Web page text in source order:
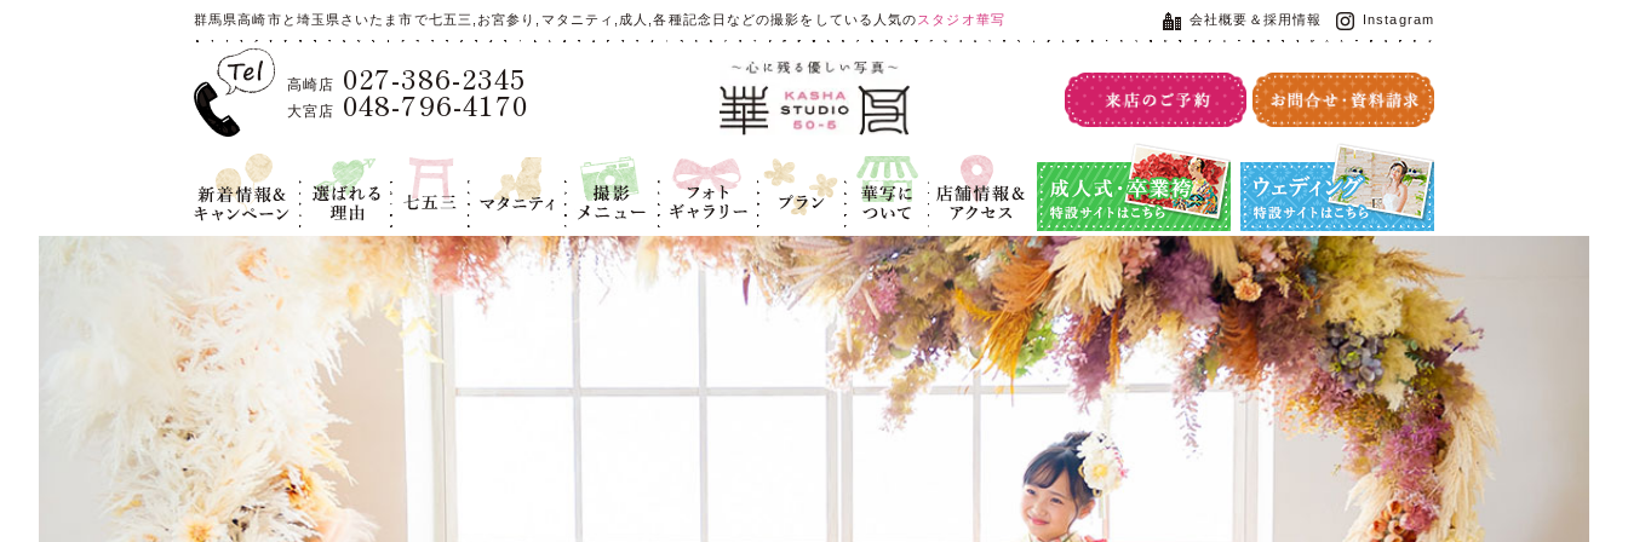
群馬県高崎市と埼玉県さいたま市で七五三,お宮参り,マタニティ,成人,各種記念日などの撮影をしている人気のスタジオ華写
高崎店 027-386-2345
大宮店 048-796-4170
会社概要＆採用情報 Instagram
新着情報＆キ
ャンペーン
選ばれる理
由
七五三 マタニティ
撮影メニュ
ー
フォトギャラ
リー
プラン
華写につい
て
店舗情報＆ア
クセス
成人式・卒業袴特設サイト ウエディング特設サイト